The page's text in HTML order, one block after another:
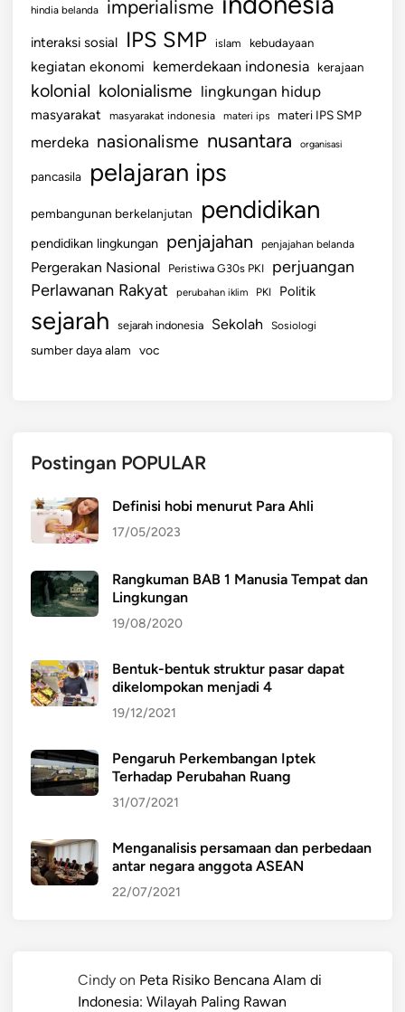
hindia belanda imperialisme
interaksi sosial IPS SMP islam kebudayaan
kegiatan ekonomi kemerdekaan indonesia kerajaan
kolonial kolonialisme lingkungan hidup
masyarakat masyarakat indonesia materi ips materi IPS SMP
merdeka nasionalisme nusantara organisasi
pancasila pelajaran ips
pembangunan berkelanjutan pendidikan
pendidikan lingkungan penjajahan penjajahan belanda
Pergerakan Nasional Peristiwa G30s PKI perjuangan
Perlawanan Rakyat perubahan iklim PKI Politik
sejarah sejarah indonesia Sekolah Sosiologi
sumber daya alam voc
Postingan POPULAR
Definisi hobi menurut Para Ahli
17/05/2023
Rangkuman BAB 1 Manusia Tempat dan
Lingkungan
19/08/2020
Bentuk-bentuk struktur pasar dapat
dikelompokan menjadi 4
19/12/2021
Pengaruh Perkembangan Iptek
Terhadap Perubahan Ruang
31/07/2021
Menganalisis persamaan dan perbedaan
antar negara anggota ASEAN
22/07/2021
Cindy on Peta Risiko Bencana Alam di
Indonesia: Wilayah Paling Rawan